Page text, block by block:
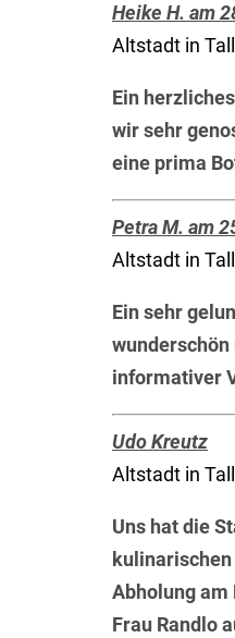
Heike H. am
Altstadt in
Ein
wir sehr
eine prima
Petra M. am
Altstadt in
Ein sehr
wunderschön
informativer
Udo Kreutz
Altstadt in
Uns hat die
Abholung am
Frau Randlo